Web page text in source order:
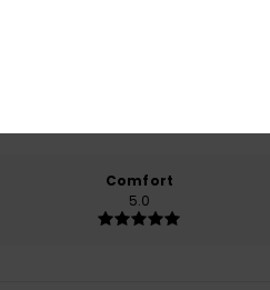
Comfort
5.0